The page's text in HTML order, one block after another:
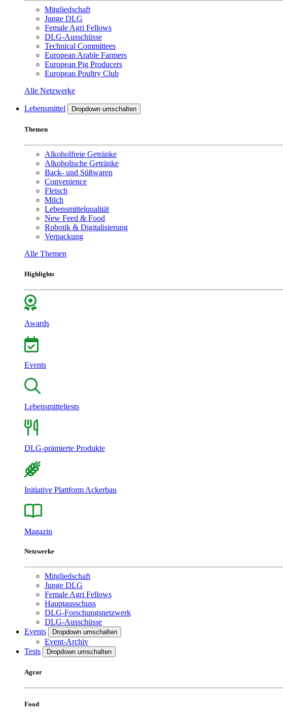
Mitgliedschaft
Junge DLG
Female Agri Fellows
DLG-Ausschüsse
Technical Committees
European Arable Farmers
European Pig Producers
European Poultry Club
Alle Netzwerke
Lebensmittel Dropdown umschalten
Themen
Alkoholfreie Getränke
Alkoholische Getränke
Back- und Süßwaren
Convenience
Fleisch
Milch
Lebensmittelqualität
New Feed & Food
Robotik & Digitalisierung
Verpackung
Alle Themen
Highlights
Awards
Events
Lebensmitteltests
DLG-prämierte Produkte
Initiative Plattform Ackerbau
Magazin
Netzwerke
Mitgliedschaft
Junge DLG
Female Agri Fellows
Hauptausschuss
DLG-Forschungsnetzwerk
DLG-Ausschüsse
Events
Dropdown umschalten
Event-Archiv
Tests
Dropdown umschalten
Agrar
Food